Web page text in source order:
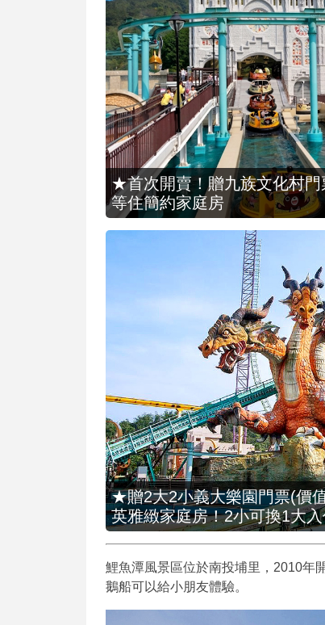
★首次開賣！贈九族文化村門
等住簡約家庭房
★贈2大2小義大樂園門票(價
英雅緻家庭房！2小可換1大
鯉魚潭風景區位於南投埔里，2010年
鵝船可以給小朋友體驗。